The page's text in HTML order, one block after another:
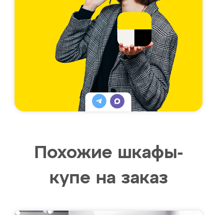
Похожие шкафы-
купе на заказ